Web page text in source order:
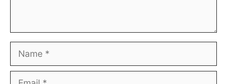
Name
Email